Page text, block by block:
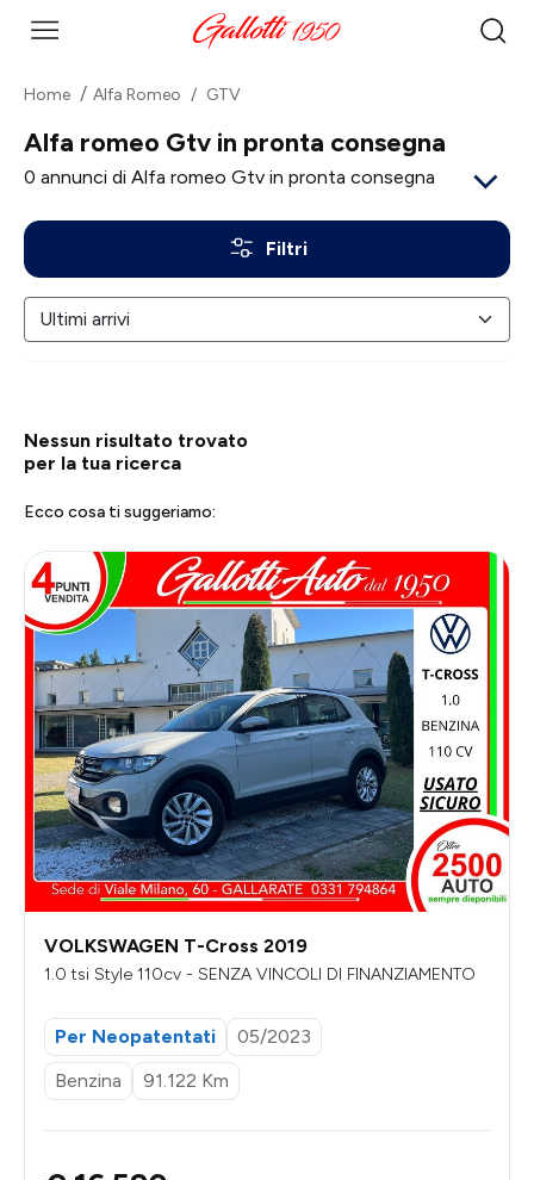
Home Alfa Romeo GTV
Alfa romeo Gtv in pronta consegna
0 annunci di Alfa romeo Gtv in pronta consegna
Filtri
Nessun risultato trovato
per la tua ricerca
Ecco cosa ti suggeriamo:
VOLKSWAGEN T-Cross 2019
1.0 tsi Style 110cv - SENZA VINCOLI DI FINANZIAMENTO
Per Neopatentati
05/2023
Benzina
91.122 Km